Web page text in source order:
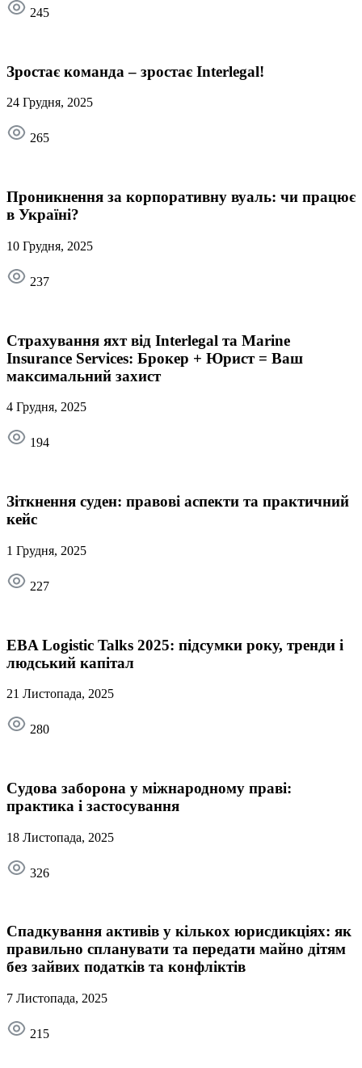
245
Зростає команда – зростає Interlegal!
24 Грудня, 2025
265
Проникнення за корпоративну вуаль: чи працює
в Україні?
10 Грудня, 2025
237
Страхування яхт від Interlegal та Marine
Insurance Services: Брокер + Юрист = Ваш
максимальний захист
4 Грудня, 2025
194
Зіткнення суден: правові аспекти та практичний
кейс
1 Грудня, 2025
227
EBA Logistic Talks 2025: підсумки року, тренди і
людський капітал
21 Листопада, 2025
280
Судова заборона у міжнародному праві:
практика і застосування
18 Листопада, 2025
326
Спадкування активів у кількох юрисдикціях: як
правильно спланувати та передати майно дітям
без зайвих податків та конфліктів
7 Листопада, 2025
215